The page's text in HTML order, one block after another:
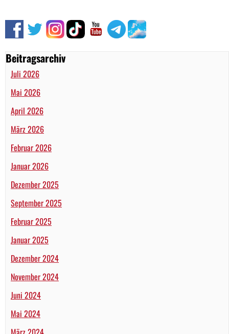
Beitragsarchiv
Juli 2026
Mai 2026
April 2026
März 2026
Februar 2026
Januar 2026
Dezember 2025
September 2025
Februar 2025
Januar 2025
Dezember 2024
November 2024
Juni 2024
Mai 2024